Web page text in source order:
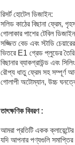
রিসর্ট হোটেল ডিজাইন:
সলিড কাঠের বিছানা ফ্রেম,
গোলাকার পাশের টেবিল
সজ্জিত বেড এবং স্টাডি
ভিতরে E1 গ্রেড প্লুডের তৈরি
বিছানার ব্যাকগ্রাউন্ড এবং
রৌপ্য ধাতু ফ্রেম সহ সম্পূর্ণ
গোলাপী অটোম্যান, উচ্চ
তাৎক্ষণিক বিবরণ :
আমরা প্রতিটি একক ক্লায়েন্টের
যদি আপনার পণ্যগুলি